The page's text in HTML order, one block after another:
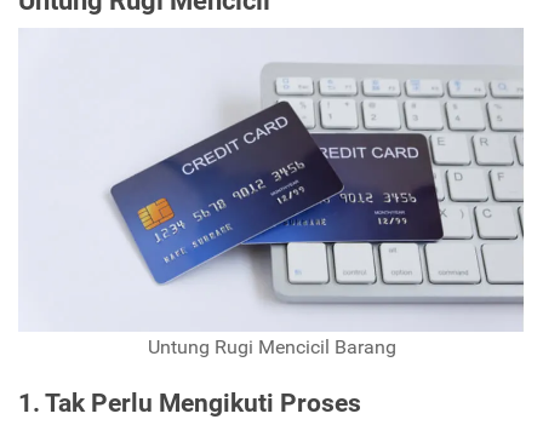
Untung Rugi Mencicil Barang
1. Tak Perlu Mengikuti Proses